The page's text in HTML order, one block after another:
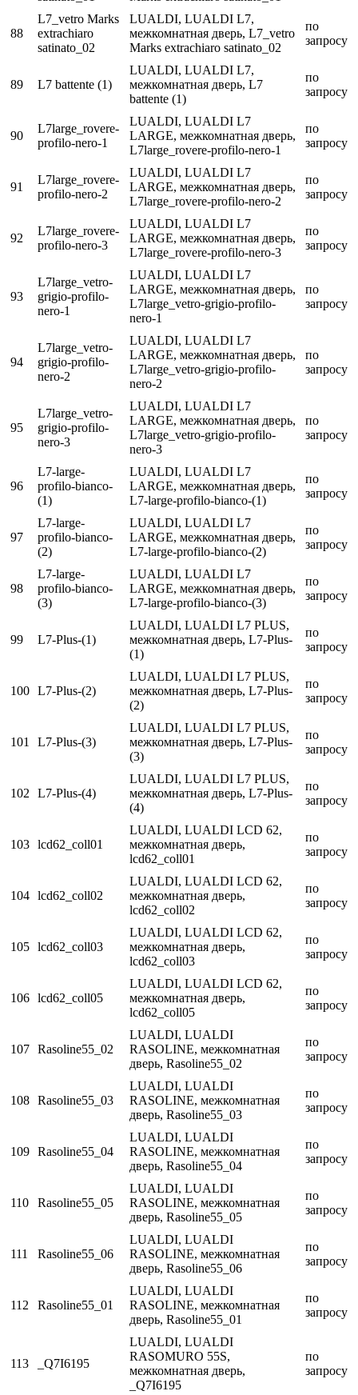
88
L7_vetro Marks
extrachiaro
satinato_02
LUALDI, LUALDI L7,
межкомнатная дверь, L7_vetro
Marks extrachiaro satinato_02
по
запросу
89 L7 battente (1)
LUALDI, LUALDI L7,
межкомнатная дверь, L7
battente (1)
по
запросу
90
L7large_rovere-
profilo-nero-1
LUALDI, LUALDI L7
LARGE, межкомнатная дверь,
L7large_rovere-profilo-nero-1
по
запросу
91
L7large_rovere-
profilo-nero-2
LUALDI, LUALDI L7
LARGE, межкомнатная дверь,
L7large_rovere-profilo-nero-2
по
запросу
92
L7large_rovere-
profilo-nero-3
LUALDI, LUALDI L7
LARGE, межкомнатная дверь,
L7large_rovere-profilo-nero-3
по
запросу
93
L7large_vetro-
grigio-profilo-
nero-1
LUALDI, LUALDI L7
LARGE, межкомнатная дверь,
L7large_vetro-grigio-profilo-
nero-1
по
запросу
94
L7large_vetro-
grigio-profilo-
nero-2
LUALDI, LUALDI L7
LARGE, межкомнатная дверь,
L7large_vetro-grigio-profilo-
nero-2
по
запросу
95
L7large_vetro-
grigio-profilo-
nero-3
LUALDI, LUALDI L7
LARGE, межкомнатная дверь,
L7large_vetro-grigio-profilo-
nero-3
по
запросу
96
L7-large-
profilo-bianco-
(1)
LUALDI, LUALDI L7
LARGE, межкомнатная дверь,
L7-large-profilo-bianco-(1)
по
запросу
97
L7-large-
profilo-bianco-
(2)
LUALDI, LUALDI L7
LARGE, межкомнатная дверь,
L7-large-profilo-bianco-(2)
по
запросу
98
L7-large-
profilo-bianco-
(3)
LUALDI, LUALDI L7
LARGE, межкомнатная дверь,
L7-large-profilo-bianco-(3)
по
запросу
99 L7-Plus-(1)
LUALDI, LUALDI L7 PLUS,
межкомнатная дверь, L7-Plus-
(1)
по
запросу
100 L7-Plus-(2)
LUALDI, LUALDI L7 PLUS,
межкомнатная дверь, L7-Plus-
(2)
по
запросу
101 L7-Plus-(3)
LUALDI, LUALDI L7 PLUS,
межкомнатная дверь, L7-Plus-
(3)
по
запросу
102 L7-Plus-(4)
LUALDI, LUALDI L7 PLUS,
межкомнатная дверь, L7-Plus-
(4)
по
запросу
103 lcd62_coll01
LUALDI, LUALDI LCD 62,
межкомнатная дверь,
lcd62_coll01
по
запросу
104 lcd62_coll02
LUALDI, LUALDI LCD 62,
межкомнатная дверь,
lcd62_coll02
по
запросу
105 lcd62_coll03
LUALDI, LUALDI LCD 62,
межкомнатная дверь,
lcd62_coll03
по
запросу
106 lcd62_coll05
LUALDI, LUALDI LCD 62,
межкомнатная дверь,
lcd62_coll05
по
запросу
107 Rasoline55_02
LUALDI, LUALDI
RASOLINE, межкомнатная
дверь, Rasoline55_02
по
запросу
108 Rasoline55_03
LUALDI, LUALDI
RASOLINE, межкомнатная
дверь, Rasoline55_03
по
запросу
109 Rasoline55_04
LUALDI, LUALDI
RASOLINE, межкомнатная
дверь, Rasoline55_04
по
запросу
110 Rasoline55_05
LUALDI, LUALDI
RASOLINE, межкомнатная
дверь, Rasoline55_05
по
запросу
111 Rasoline55_06
LUALDI, LUALDI
RASOLINE, межкомнатная
дверь, Rasoline55_06
по
запросу
112 Rasoline55_01
LUALDI, LUALDI
RASOLINE, межкомнатная
дверь, Rasoline55_01
по
запросу
113 _Q7I6195
LUALDI, LUALDI
RASOMURO 55S,
межкомнатная дверь,
_Q7I6195
по
запросу